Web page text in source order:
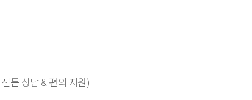
문 상담 & 편의 지원)